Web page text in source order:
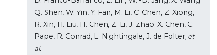
Q. Shen, W. Yin, Y. Fan, M. Li, C. Chen, Z. Xiong,
R. Xin, H. Liu, H. Chen, Z. Li, J. Zhao, X. Chen, C.
Pape, R. Conrad, L. Nightingale, J. de Folter, et
al.